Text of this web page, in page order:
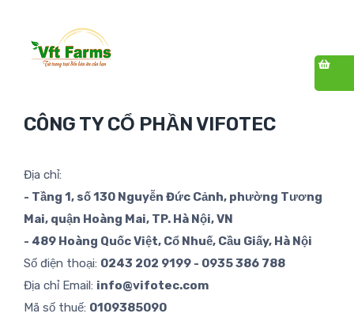
CÔNG TY CỔ PHẦN VIFOTEC
Địa chỉ:
- Tầng 1, số 130 Nguyễn Đức Cảnh, phường Tương
Mai, quận Hoàng Mai, TP. Hà Nội, VN
- 489 Hoàng Quốc Việt, Cổ Nhuế, Cầu Giấy, Hà Nội
Số điện thoại: 0243 202 9199 - 0935 386 788
Địa chỉ Email: info@vifotec.com
Mã số thuế: 0109385090